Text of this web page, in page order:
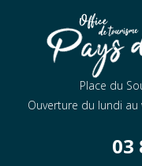
Place du
Ouverture du lundi
03